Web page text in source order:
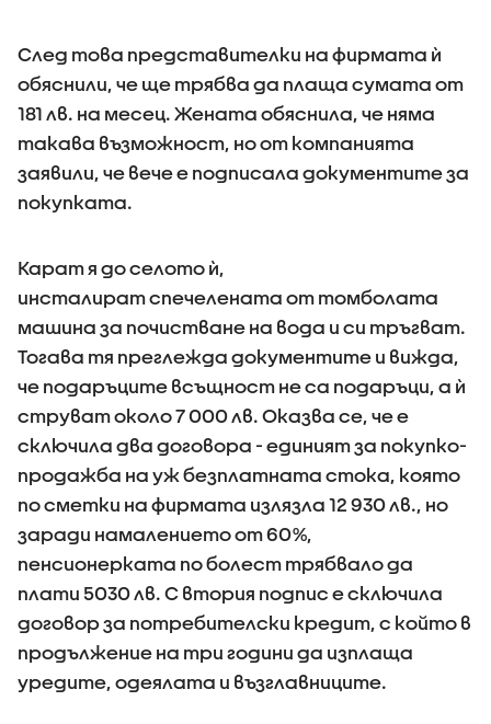
След това представителки на фирмата ѝ
обяснили, че ще трябва да плаща сумата от
181 лв. на месец. Жената обяснила, че няма
такава възможност, но от компанията
заявили, че вече е подписала документите за
покупката.
Карат я до селото ѝ,
инсталират спечелената от томболата
машина за почистване на вода и си тръгват.
Тогава тя преглежда документите и вижда,
че подаръците всъщност не са подаръци, а ѝ
струват около 7 000 лв. Оказва се, че е
сключила два договора - единият за покупко-
продажба на уж безплатната стока, която
по сметки на фирмата излязла 12 930 лв., но
заради намалението от 60%,
пенсионерката по болест трябвало да
плати 5030 лв. С втория подпис е сключила
договор за потребителски кредит, с който в
продължение на три години да изплаща
уредите, одеялата и възглавниците.